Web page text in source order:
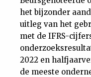
het bijzonder
uitleg van het
met de IFRS-
2022 en
de meeste